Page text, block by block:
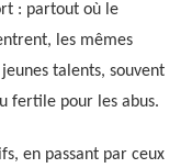
: partout où le
les mêmes
talents, souvent
fertile pour les abus.
en passant par ceux